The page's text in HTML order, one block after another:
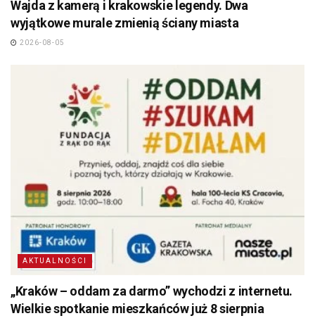
Wajda z kamerą i krakowskie legendy. Dwa
wyjątkowe murale zmienią ściany miasta
2026-08-05
AKTUALNOŚCI
„Kraków – oddam za darmo” wychodzi z internetu.
Wielkie spotkanie mieszkańców już 8 sierpnia